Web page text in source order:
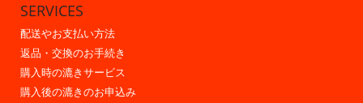
SERVICES
配送やお支払い方法
返品・交換のお手続き
購入時の漉きサービス
購入後の漉きのお申込み